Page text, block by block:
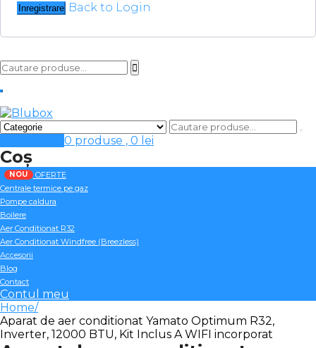
Inregistrare Back to Login
0 produse , 0 lei
Coș
NOU OFERTE
Centrale termice pe gaz
Pompe caldura
Boilere
Aer Conditionat R32
Aer Conditionat Windfree (Breezless)
Accesorii
Blog
Contact
Contul meu
Home
Aparat de aer conditionat Yamato Optimum R32,
Inverter, 12000 BTU, Kit Inclus A WIFI incorporat